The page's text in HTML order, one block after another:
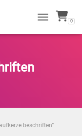
NAVIGATION
0
beschriften“